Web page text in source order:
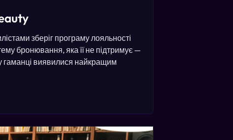
зберіг програму лояльності
бронювання, яка її не підтримує —
гаманці виявилися найкращим